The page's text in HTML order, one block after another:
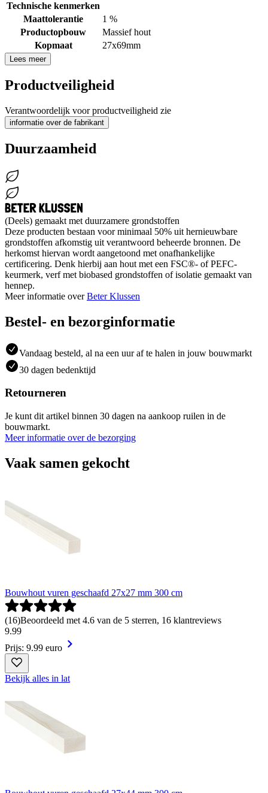
Technische kenmerken
Maattolerantie
1 %
Productopbouw
Massief hout
Kopmaat
27x69mm
Lees meer
Productveiligheid
Verantwoordelijk voor productveiligheid zie
informatie over de fabrikant
Duurzaamheid
(Deels) gemaakt met duurzamere grondstoffen
Deze producten bestaan voor minimaal 50% uit hernieuwbare
grondstoffen afkomstig uit verantwoord beheerde bronnen. De
herkomst hiervan wordt aangetoond met onafhankelijke
certificering. Denk hierbij aan hout met een FSC®- of PEFC-
keurmerk, verf met biobased grondstoffen of isolatie gemaakt van
hennep.
Meer informatie overBeter Klussen
Bestel- en bezorginformatie
Vandaag besteld, al na een uur af te halen in jouw bouwmarkt
30 dagen bedenktijd
Retourneren
Je kunt dit artikel binnen 30 dagen na aankoop ruilen in de
bouwmarkt.
Meer informatie over de bezorging
Vaak samen gekocht
Bouwhout vuren geschaafd 27x27 mm 300 cm
(16)Beoordeeld met 4.6 van de 5 sterren, 16 klantreviews
9.99
Prijs: 9.99 euro
Bekijk alles in lat